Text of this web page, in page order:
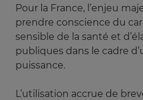
Pour la France, l’enjeu
prendre conscience du
sensible de la santé et
publiques dans le cadre
puissance.
L’utilisation accrue de